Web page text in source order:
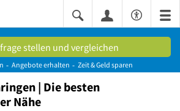
stellen und vergleichen
Angebote erhalten Zeit & Geld sparen
| Die besten
Nähe